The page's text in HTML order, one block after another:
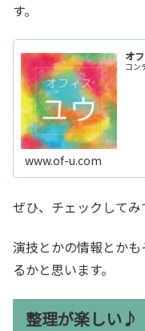
す。
オ
コン
www.of-u.com
ぜひ、チェックしてみ
演技とかの情報とか
るかと思います。
整理が楽しい♪